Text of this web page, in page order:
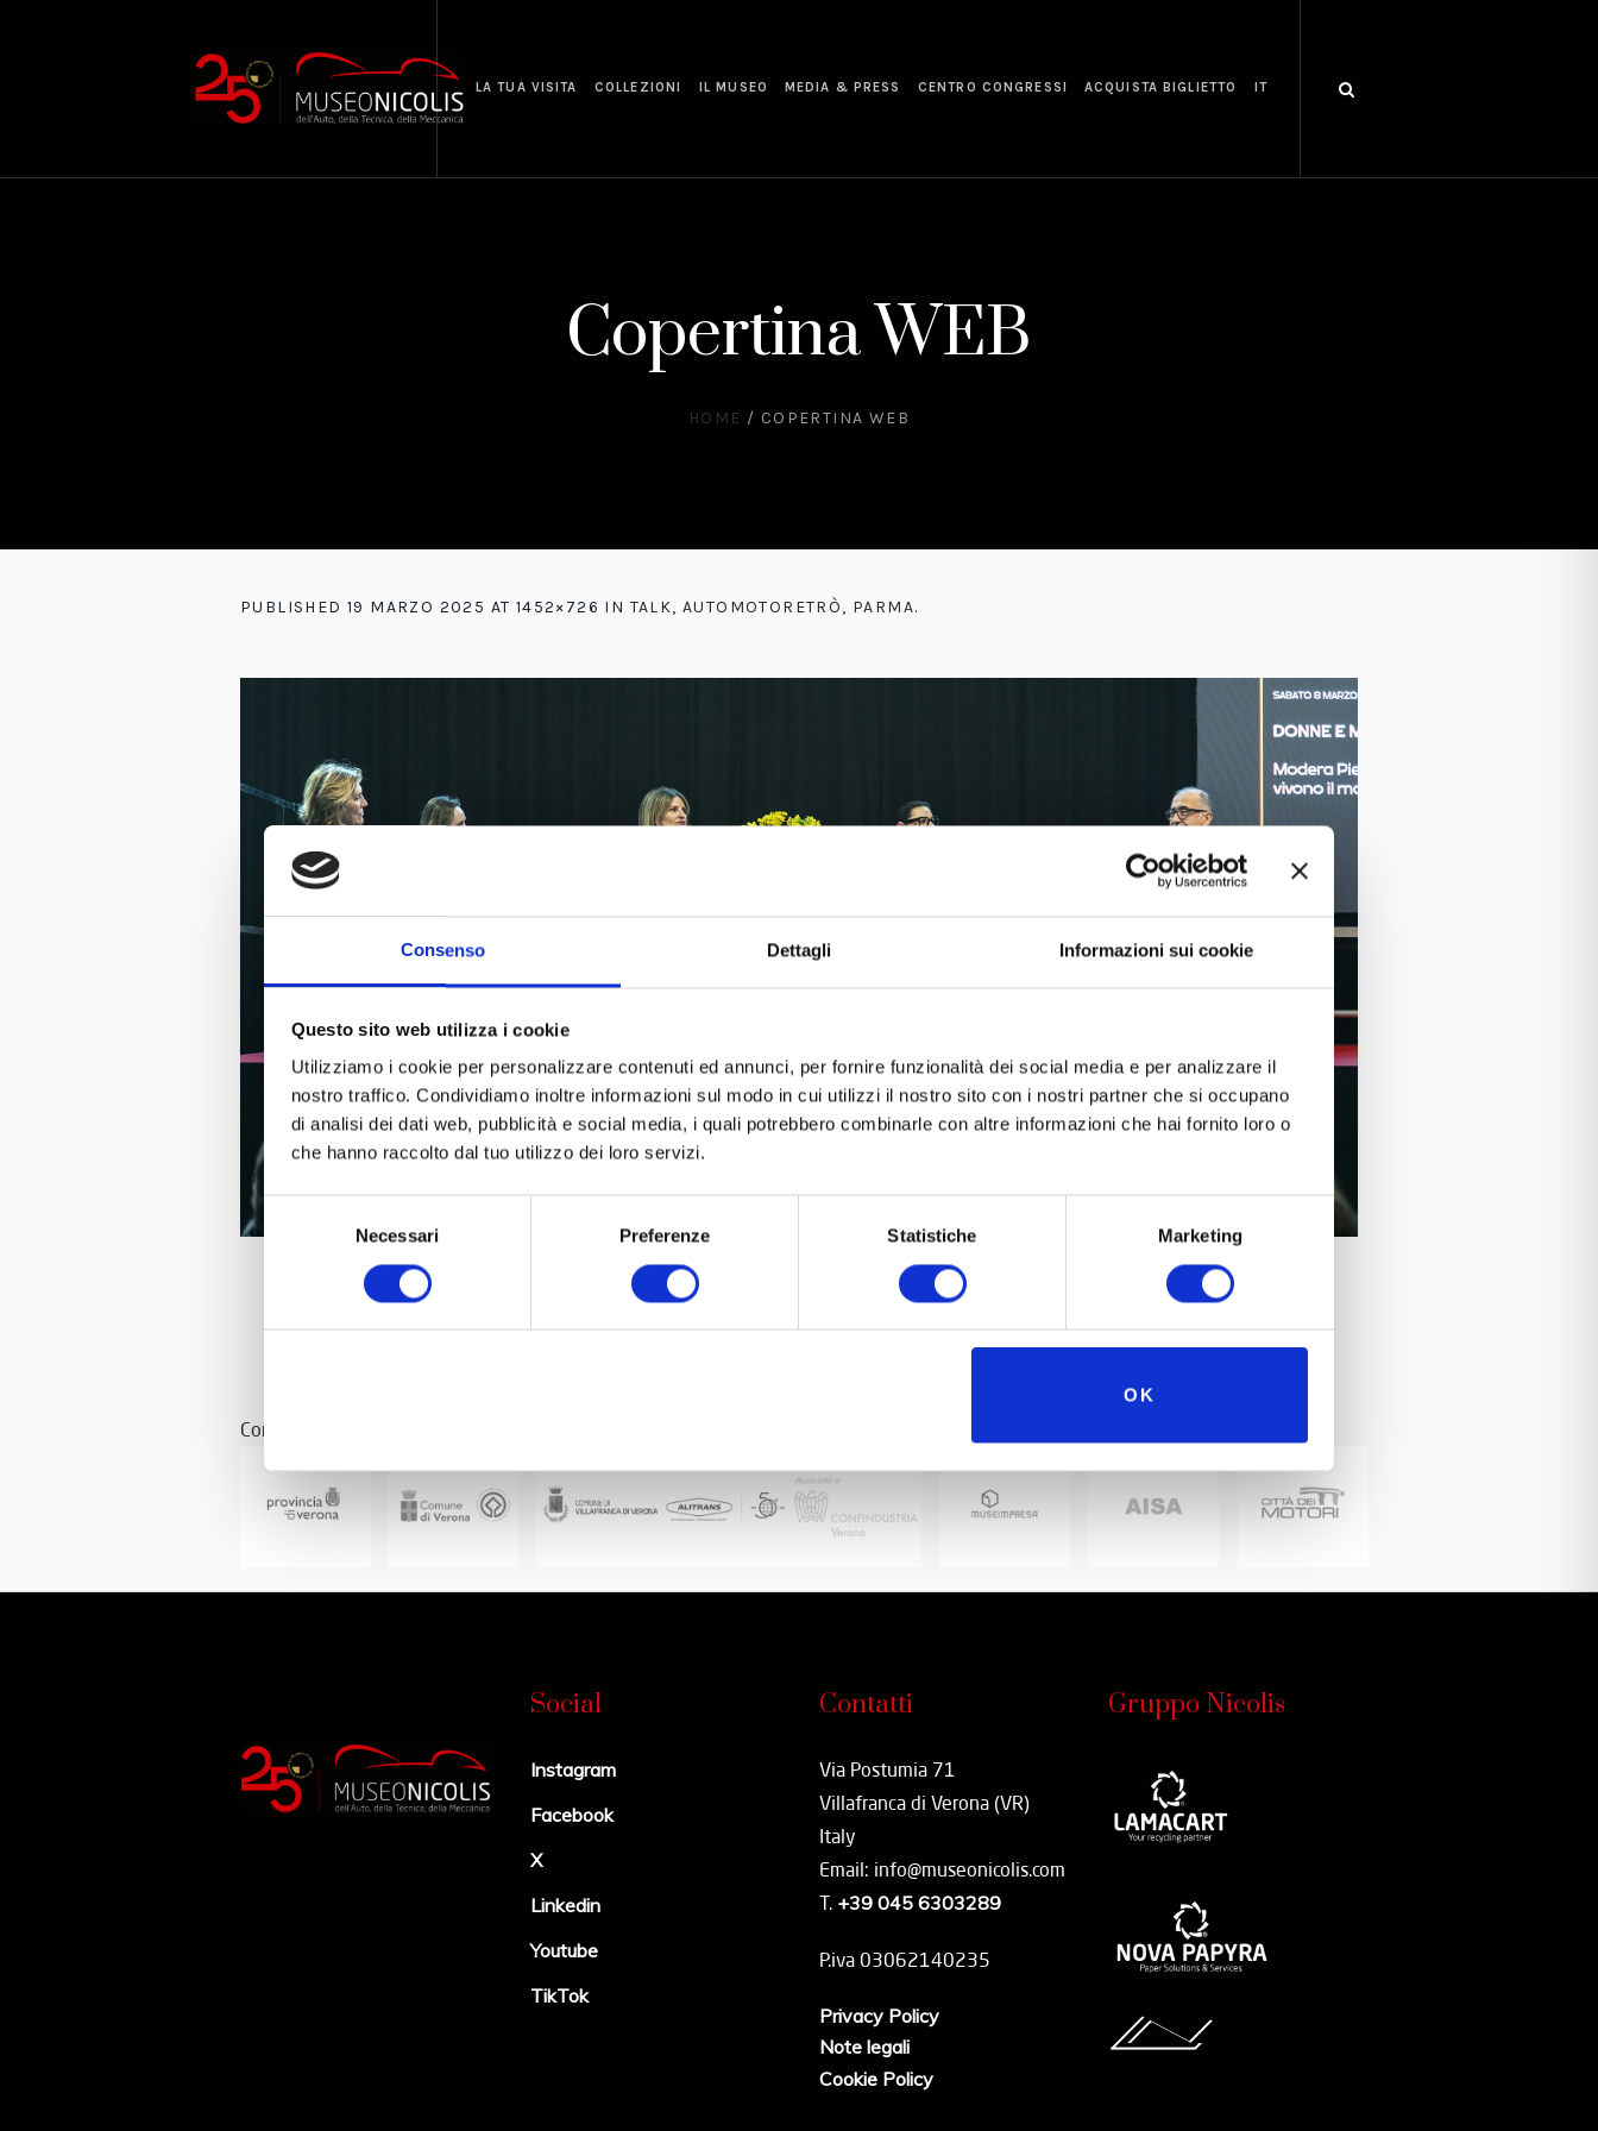
Consenso Dettagli Informazioni sui cookie
Questo sito web utilizza i cookie
Utilizziamo i cookie per personalizzare contenuti ed annunci, per fornire funzionalità dei social media e per analizzare il
nostro traffico. Condividiamo inoltre informazioni sul modo in cui utilizzi il nostro sito con i nostri partner che si occupano
di analisi dei dati web, pubblicità e social media, i quali potrebbero combinarle con altre informazioni che hai fornito loro o
che hanno raccolto dal tuo utilizzo dei loro servizi.
del
Necessari Preferenze Statistiche Marketing
OK
LA TUA VISITA COLLEZIONI IL MUSEO MEDIA & PRESS CENTRO CONGRESSI ACQUISTA BIGLIETTO IT
Copertina WEB
HOME / COPERTINA WEB
PUBLISHED 19 MARZO 2025 AT 1452×726 IN TALK, AUTOMOTORETRÒ, PARMA.
Con il patrocinio di
Social
Instagram
Facebook
X
Linkedin
Youtube
TikTok
Contatti
Via Postumia 71
Villafranca di Verona (VR)
Italy
Email: info@museonicolis.com
T. +39 045 6303289
P.iva 03062140235
Privacy Policy
Note legali
Cookie Policy
Gruppo Nicolis